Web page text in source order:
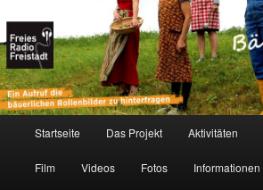
Bäuerin-Macht-Image
Zum
Inhalt
Startseite Das Projekt Aktivitäten
Film Videos Fotos Informationen